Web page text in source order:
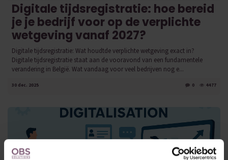
Digitale tijdsregistratie: hoe bereid
je je bedrijf voor op de verplichte
wetgeving vanaf 2027?
Digitale tijdsregistratie: Wat houdtde verplichte wetgeving exact in?
Digitale tijdsregistratie staat aan de vooravond van een fundamentele
verandering in België. Wat vandaag voor veel bedrijven nog e...
30 dec. 2025 0 4477